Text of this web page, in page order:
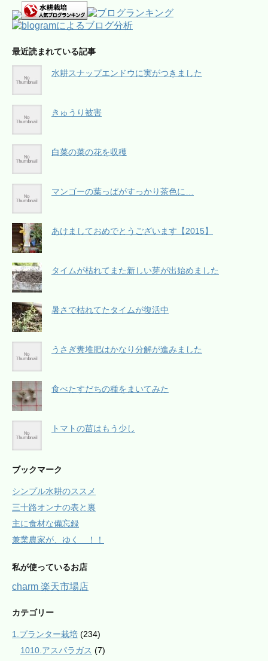
最近読まれている記事
水耕スナップエンドウに実がつきました
きゅうり被害
白菜の菜の花を収穫
マンゴーの葉っぱがすっかり茶色に…
あけましておめでとうございます【2015】
タイムが枯れてまた新しい芽が出始めました
暑さで枯れてたタイムが復活中
うさぎ糞堆肥はかなり分解が進みました
食べたすだちの種をまいてみた
トマトの苗はもう少し
ブックマーク
シンプル水耕のススメ
三十路オンナの表と裏
主に食材な備忘録
兼業農家が、ゆく ！！
私が使っているお店
charm 楽天市場店
カテゴリー
1.プランター栽培 (234)
1010.アスパラガス (7)